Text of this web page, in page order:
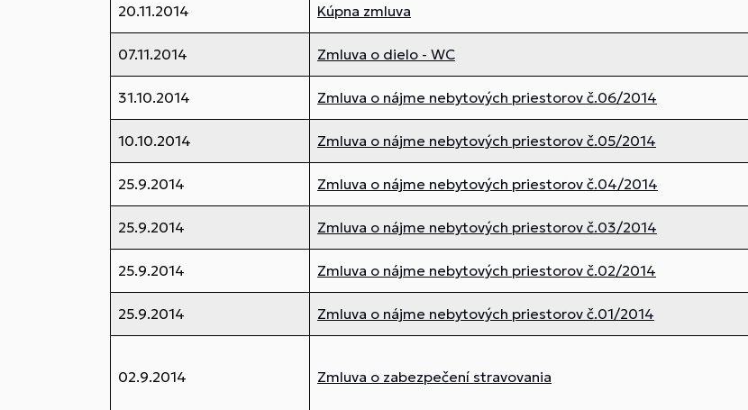
20.11.2014 Kúpna zmluva
07.11.2014 Zmluva o dielo - WC
31.10.2014 Zmluva o nájme nebytových priestorov č.06/2014
10.10.2014 Zmluva o nájme nebytových priestorov č.05/2014
25.9.2014 Zmluva o nájme nebytových priestorov č.04/2014
25.9.2014 Zmluva o nájme nebytových priestorov č.03/2014
25.9.2014 Zmluva o nájme nebytových priestorov č.02/2014
25.9.2014 Zmluva o nájme nebytových priestorov č.01/2014
02.9.2014 Zmluva o zabezpečení stravovania